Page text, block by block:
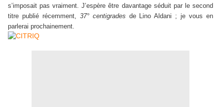
s’imposait pas vraiment. J’espère être davantage séduit par le second
titre publié récemment, 37° centigrades de Lino Aldani ; je vous en
parlerai prochainement.